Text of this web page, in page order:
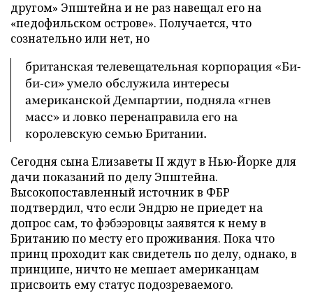
другом» Эпштейна и не раз навещал его на
«педофильском острове». Получается, что
сознательно или нет, но
британская телевещательная корпорация «Би-
би-си» умело обслужила интересы
американской Демпартии, подняла «гнев
масс» и ловко перенаправила его на
королевскую семью Британии.
Сегодня сына Елизаветы II ждут в Нью-Йорке для
дачи показаний по делу Эпштейна.
Высокопоставленный источник в ФБР
подтвердил, что если Эндрю не приедет на
допрос сам, то фэбээровцы заявятся к нему в
Британию по месту его проживания. Пока что
принц проходит как свидетель по делу, однако, в
принципе, ничто не мешает американцам
присвоить ему статус подозреваемого.